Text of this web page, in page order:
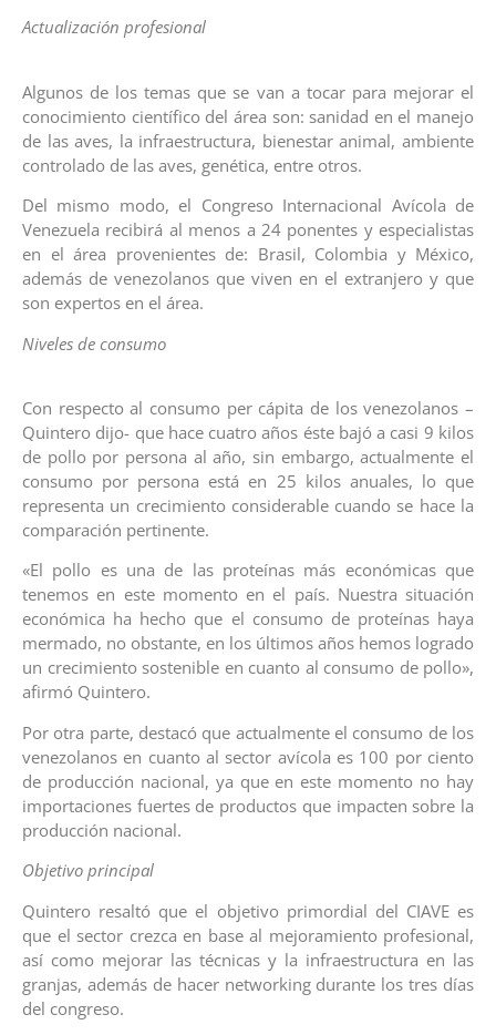
Actualización profesional
Algunos de los temas que se van a tocar para mejorar el
conocimiento científico del área son: sanidad en el manejo
de las aves, la infraestructura, bienestar animal, ambiente
controlado de las aves, genética, entre otros.
Del mismo modo, el Congreso Internacional Avícola de
Venezuela recibirá al menos a 24 ponentes y especialistas
en el área provenientes de: Brasil, Colombia y México,
además de venezolanos que viven en el extranjero y que
son expertos en el área.
Niveles de consumo
Con respecto al consumo per cápita de los venezolanos –
Quintero dijo- que hace cuatro años éste bajó a casi 9 kilos
de pollo por persona al año, sin embargo, actualmente el
consumo por persona está en 25 kilos anuales, lo que
representa un crecimiento considerable cuando se hace la
comparación pertinente.
«El pollo es una de las proteínas más económicas que
tenemos en este momento en el país. Nuestra situación
económica ha hecho que el consumo de proteínas haya
mermado, no obstante, en los últimos años hemos logrado
un crecimiento sostenible en cuanto al consumo de pollo»,
afirmó Quintero.
Por otra parte, destacó que actualmente el consumo de los
venezolanos en cuanto al sector avícola es 100 por ciento
de producción nacional, ya que en este momento no hay
importaciones fuertes de productos que impacten sobre la
producción nacional.
Objetivo principal
Quintero resaltó que el objetivo primordial del CIAVE es
que el sector crezca en base al mejoramiento profesional,
así como mejorar las técnicas y la infraestructura en las
granjas, además de hacer networking durante los tres días
del congreso.